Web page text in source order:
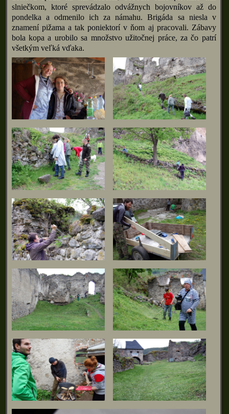
slniečkom, ktoré sprevádzalo odvážnych bojovníkov až do
pondelka a odmenilo ich za námahu. Brigáda sa niesla v
znamení pižama a tak poniektorí v ňom aj pracovali. Zábavy
bola kopa a urobilo sa množstvo užitočnej práce, za čo patrí
všetkým veľká vďaka.